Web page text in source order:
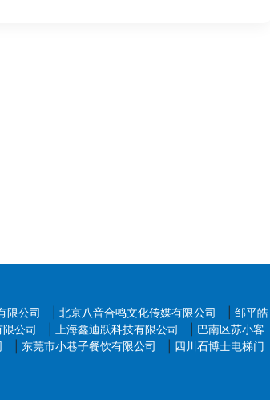
限公司 北京八音合鸣文化传媒有限公司
邹平皓
公司 上海鑫迪跃科技有限公司
巴南区苏小客
东莞市小巷子餐饮有限公司
四川石博士电梯门